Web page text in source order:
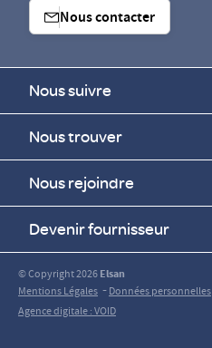
Nous contacter
Nous suivre
Nous trouver
Nous rejoindre
Devenir fournisseur
© Copyright 2026Elsan
Mentions Légales -Données personnelles
Agence digitale : VOID